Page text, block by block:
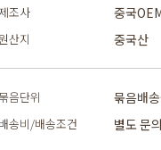
조사 중국
산지 중국산
음단위 묶음배
배송비/배송조건 별도 문의